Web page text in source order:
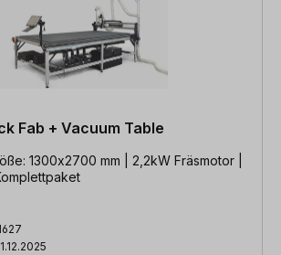
Fab + Vacuum Table
1300x2700 mm | 2,2kW Fräsmotor |